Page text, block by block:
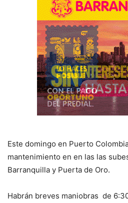
Este domingo en Puerto
mantenimiento en en las las
Barranquilla y Puerta de Oro.
Habrán breves maniobras de